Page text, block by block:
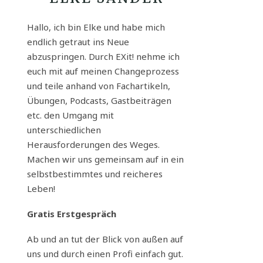
Hallo, ich bin Elke und habe mich
endlich getraut ins Neue
abzuspringen. Durch EXit! nehme ich
euch mit auf meinen Changeprozess
und teile anhand von Fachartikeln,
Übungen, Podcasts, Gastbeiträgen
etc. den Umgang mit
unterschiedlichen
Herausforderungen des Weges.
Machen wir uns gemeinsam auf in ein
selbstbestimmtes und reicheres
Leben!
Gratis Erstgespräch
Ab und an tut der Blick von außen auf
uns und durch einen Profi einfach gut.